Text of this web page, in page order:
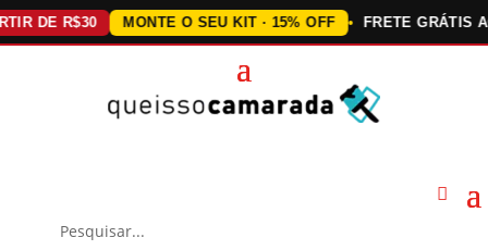
R$30 MONTE O SEU KIT · 15% OFF FRETE GRÁTIS ACIMA